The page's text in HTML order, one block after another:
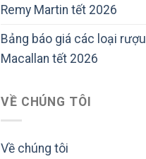
Remy Martin tết 2026
Bảng báo giá các loại rượu
Macallan tết 2026
VỀ CHÚNG TÔI
Về chúng tôi